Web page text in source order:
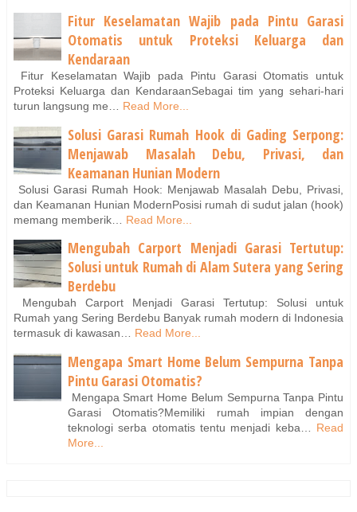
Fitur Keselamatan Wajib pada Pintu Garasi
Otomatis untuk Proteksi Keluarga dan
Kendaraan
Fitur Keselamatan Wajib pada Pintu Garasi Otomatis untuk
Proteksi Keluarga dan KendaraanSebagai tim yang sehari-hari
turun langsung me… Read More...
Solusi Garasi Rumah Hook di Gading Serpong:
Menjawab Masalah Debu, Privasi, dan
Keamanan Hunian Modern
Solusi Garasi Rumah Hook: Menjawab Masalah Debu, Privasi,
dan Keamanan Hunian ModernPosisi rumah di sudut jalan (hook)
memang memberik…
Read More...
Mengubah Carport Menjadi Garasi Tertutup:
Solusi untuk Rumah di Alam Sutera yang Sering
Berdebu
Mengubah Carport Menjadi Garasi Tertutup: Solusi untuk
Rumah yang Sering Berdebu Banyak rumah modern di Indonesia
termasuk di kawasan… Read More...
Mengapa Smart Home Belum Sempurna Tanpa
Pintu Garasi Otomatis?
Mengapa Smart Home Belum Sempurna Tanpa Pintu
Garasi Otomatis?Memiliki rumah impian dengan
teknologi serba otomatis tentu menjadi keba…
Read
More...